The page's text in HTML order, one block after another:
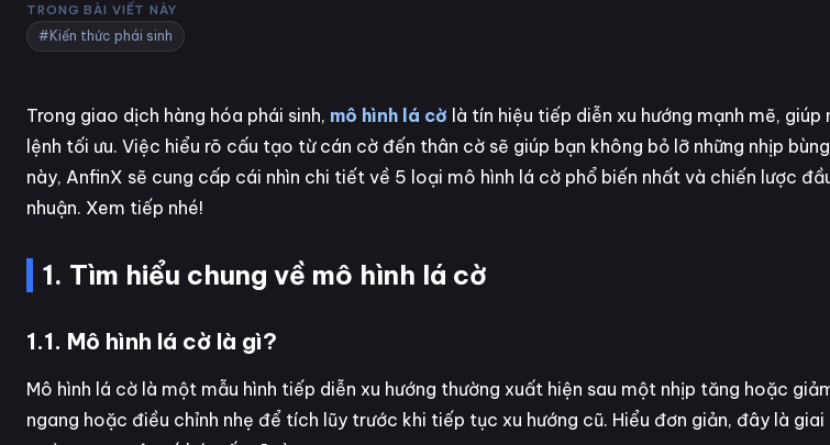
TRONG BÀI VIẾT NÀY
#Kiến thức phái sinh
Trong giao dịch hàng hóa phái sinh, mô hình lá cờ là tín hiệu tiếp diễn xu hướng mạnh mẽ,
lệnh tối ưu. Việc hiểu rõ cấu tạo từ cán cờ đến thân cờ sẽ giúp bạn không bỏ lỡ những nhịp
này, AnfinX sẽ cung cấp cái nhìn chi tiết về 5 loại mô hình lá cờ phổ biến nhất và chiến lược
nhuận. Xem tiếp nhé!
1. Tìm hiểu chung về mô hình lá cờ
1.1. Mô hình lá cờ là gì?
Mô hình lá cờ là một mẫu hình tiếp diễn xu hướng thường xuất hiện sau một nhịp tăng hoặc
ngang hoặc điều chỉnh nhẹ để tích lũy trước khi tiếp tục xu hướng cũ. Hiểu đơn giản, đây là giai